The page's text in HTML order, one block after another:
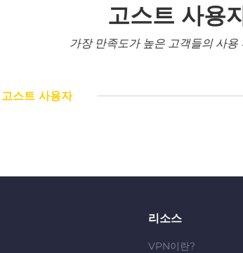
고스트 사
가장 만족도가 높은 고객들의 사
고스트 사용자
리소스
VPN이란?